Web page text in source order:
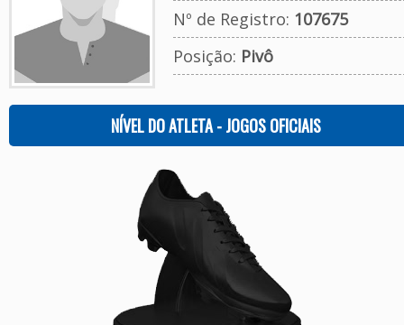
Nº de Registro: 107675
Posição: Pivô
NÍVEL DO ATLETA - JOGOS OFICIAIS